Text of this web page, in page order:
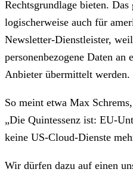
Rechtsgrundlage bieten.
logischerweise auch für
Newsletter-Dienstleister,
personenbezogene Daten an
Anbieter übermittelt werden.
So meint etwa Max
„Die Quintessenz ist: EU-
keine US-Cloud-Dienste
Wir dürfen dazu auf einen